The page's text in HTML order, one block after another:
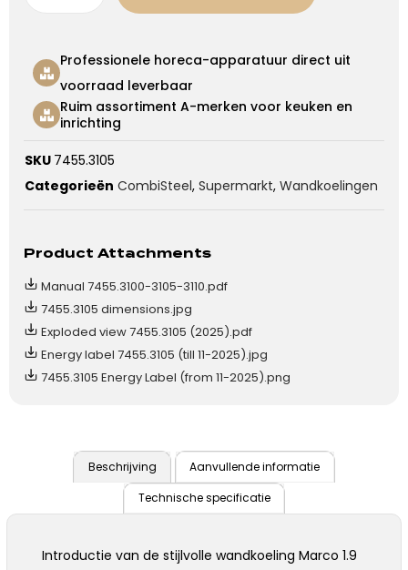
Professionele horeca-apparatuur direct uit
voorraad leverbaar
Ruim assortiment A-merken voor keuken en
inrichting
SKU 7455.3105
Categorieën CombiSteel, Supermarkt, Wandkoelingen
Product Attachments
Manual 7455.3100-3105-3110.pdf
7455.3105 dimensions.jpg
Exploded view 7455.3105 (2025).pdf
Energy label 7455.3105 (till 11-2025).jpg
7455.3105 Energy Label (from 11-2025).png
Beschrijving Aanvullende informatie
Technische specificatie
Introductie van de stijlvolle wandkoeling Marco 1.9